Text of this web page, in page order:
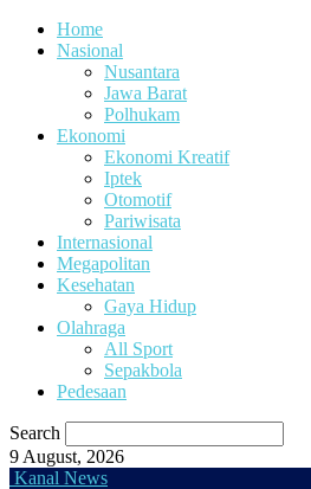
Home
Nasional
Nusantara
Jawa Barat
Polhukam
Ekonomi
Ekonomi Kreatif
Iptek
Otomotif
Pariwisata
Internasional
Megapolitan
Kesehatan
Gaya Hidup
Olahraga
All Sport
Sepakbola
Pedesaan
Search
9 August, 2026
Kanal News